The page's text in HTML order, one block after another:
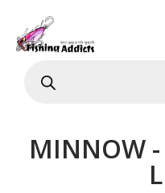
דמויים עם כפית - MINNOW